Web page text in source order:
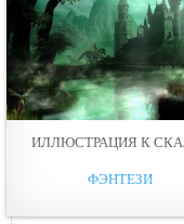
ИЛЛЮСТРАЦИЯ К
ФЭНТЕЗИ